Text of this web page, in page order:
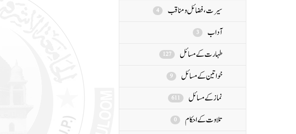
سیرت، فضائل و مناقب 4
آداب 3
طہارت کے مسائل 127
خواتین کے مسائل 9
نماز کے مسائل 611
تلاوت کے احکام 0